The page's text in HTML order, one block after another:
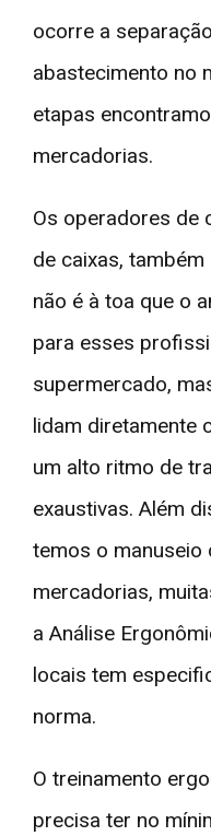
ocorre a
abastecimento no
etapas
mercadorias.
Os operadores de
de caixas,
não é à toa que o
para esses
supermercado,
lidam diretamente
um alto ritmo de
exaustivas. Além
temos o manuseio
mercadorias,
a Análise
locais tem
norma.
O treinamento
precisa ter no